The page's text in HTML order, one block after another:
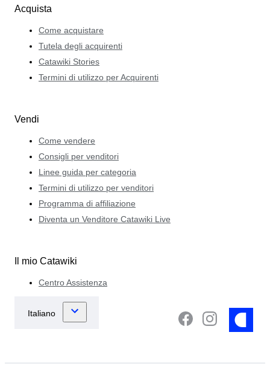
Acquista
Come acquistare
Tutela degli acquirenti
Catawiki Stories
Termini di utilizzo per Acquirenti
Vendi
Come vendere
Consigli per venditori
Linee guida per categoria
Termini di utilizzo per venditori
Programma di affiliazione
Diventa un Venditore Catawiki Live
Il mio Catawiki
Centro Assistenza